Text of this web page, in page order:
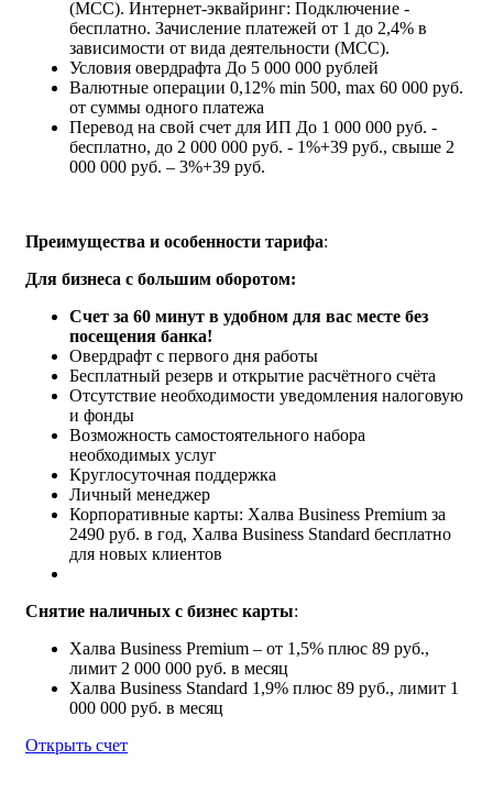
(МСС). Интернет-эквайринг: Подключение -
бесплатно. Зачисление платежей от 1 до 2,4% в
зависимости от вида деятельности (МСС).
Условия овердрафта До 5 000 000 рублей
Валютные операции 0,12% min 500, max 60 000 руб.
от суммы одного платежа
Перевод на свой счет для ИП До 1 000 000 руб. -
бесплатно, до 2 000 000 руб. - 1%+39 руб., свыше 2
000 000 руб. – 3%+39 руб.
Преимущества и особенности тарифа:
Для бизнеса с большим оборотом:
Счет за 60 минут в удобном для вас месте без
посещения банка!
Овердрафт с первого дня работы
Бесплатный резерв и открытие расчётного счёта
Отсутствие необходимости уведомления налоговую
и фонды
Возможность самостоятельного набора
необходимых услуг
Круглосуточная поддержка
Личный менеджер
Корпоративные карты: Халва Business Premium за
2490 руб. в год, Халва Business Standard бесплатно
для новых клиентов
Снятие наличных с бизнес карты:
Халва Business Premium – от 1,5% плюс 89 руб.,
лимит 2 000 000 руб. в месяц
Халва Business Standard 1,9% плюс 89 руб., лимит 1
000 000 руб. в месяц
Открыть счет